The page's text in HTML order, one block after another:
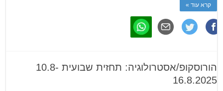
קרא עוד »
הורוסקופ/אסטרולוגיה: תחזית שבועית 10.8-
16.8.2025